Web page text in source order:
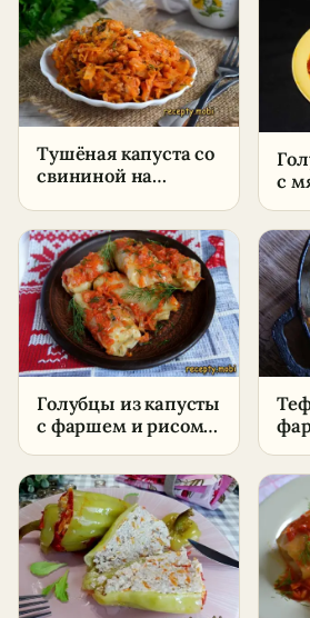
Тушёная капуста со
свининой на
в домашних
условиях
с
Голубцы из капусты
с фаршем и рисом –
в домашних
условиях